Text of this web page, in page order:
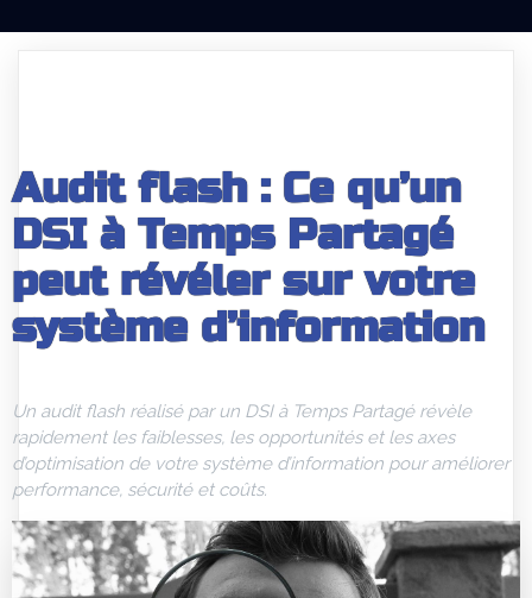
Audit flash : Ce qu’un
DSI à Temps Partagé
peut révéler sur votre
système d’information
Un audit flash réalisé par un DSI à Temps Partagé révèle
rapidement les faiblesses, les opportunités et les axes
d’optimisation de votre système d’information pour améliorer
performance, sécurité et coûts.